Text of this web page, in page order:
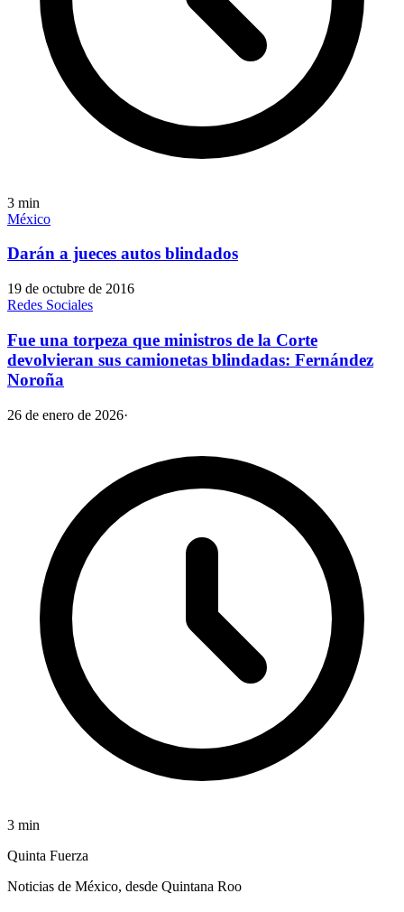
3 min
México
Darán a jueces autos blindados
19 de octubre de 2016
Redes Sociales
Fue una torpeza que ministros de la Corte
devolvieran sus camionetas blindadas: Fernández
Noroña
26 de enero de 2026·
3 min
Quinta Fuerza
Noticias de México, desde Quintana Roo